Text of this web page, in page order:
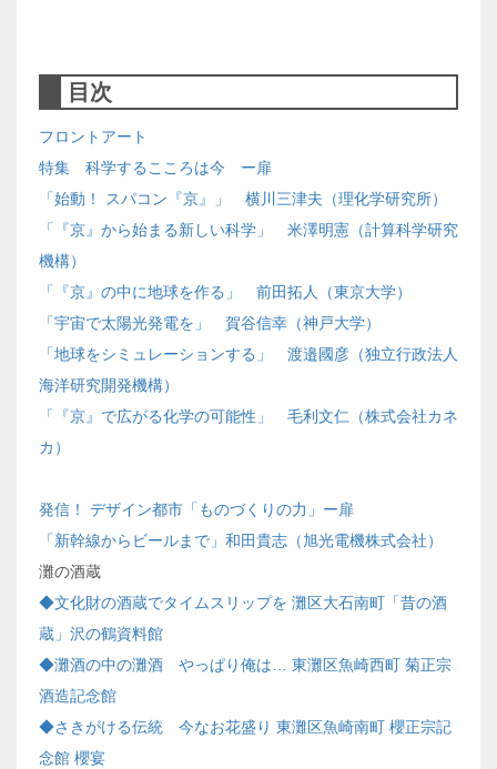
目次
フロントアート
特集 科学するこころは今 ー扉
「始動！ スパコン『京』」 横川三津夫（理化学研究所）
「『京』から始まる新しい科学」 米澤明憲（計算科学研究
機構）
「『京』の中に地球を作る」 前田拓人（東京大学）
「宇宙で太陽光発電を」 賀谷信幸（神戸大学）
「地球をシミュレーションする」 渡邉國彦（独立行政法人
海洋研究開発機構）
「『京』で広がる化学の可能性」 毛利文仁（株式会社カネ
カ）
発信！ デザイン都市「ものづくりの力」ー扉
「新幹線からビールまで」和田貴志（旭光電機株式会社）
灘の酒蔵
◆文化財の酒蔵でタイムスリップを 灘区大石南町「昔の酒
蔵」沢の鶴資料館
◆灘酒の中の灘酒 やっぱり俺は… 東灘区魚崎西町 菊正宗
酒造記念館
◆さきがける伝統 今なお花盛り 東灘区魚崎南町 櫻正宗記
念館 櫻宴